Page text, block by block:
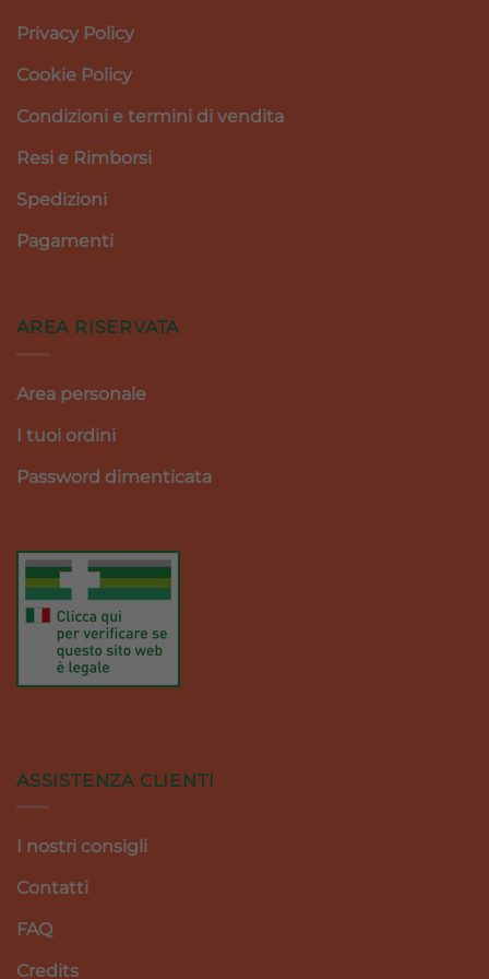
Privacy Policy
Cookie Policy
Condizioni e termini di vendita
Resi e Rimborsi
Spedizioni
Pagamenti
AREA RISERVATA
Area personale
I tuoi ordini
Password dimenticata
ASSISTENZA CLIENTI
I nostri consigli
Contatti
FAQ
Credits